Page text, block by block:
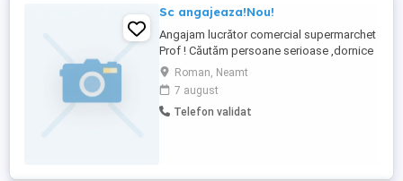
Sc angajeaza!Nou!
Angajam lucrător comercial supermarchet
Prof ! Căutăm persoane serioase ,dornice
sa lucreze într-un mediu dinamic posturi
disponibile :1 -lucrator comercial ,casier
Program :full time in ture Oferim: Contract
perioada nedeterminata Tichete de masa
Roman, Neamt
7 august
Telefon validat